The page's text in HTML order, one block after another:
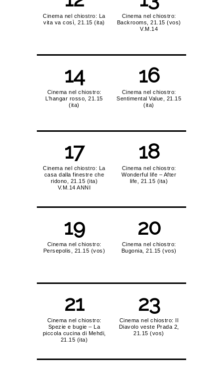
Cinema nel chiostro: La
vita va così, 21.15 (ita)
Cinema nel chiostro:
Backrooms, 21.15 (vos)
V.M.14
14
Cinema nel chiostro:
L’hangar rosso, 21.15
(ita)
16
Cinema nel chiostro:
Sentimental Value, 21.15
(ita)
17
Cinema nel chiostro: La
casa dalla finestre che
ridono, 21.15 (ita)
V.M.14 ANNI
18
Cinema nel chiostro:
Wonderful life – After
life, 21.15 (ita)
19
Cinema nel chiostro:
Persepolis, 21.15 (vos)
20
Cinema nel chiostro:
Bugonia, 21.15 (vos)
21
Cinema nel chiostro:
Spezie e bugie – La
piccola cucina di Mehdi,
21.15 (ita)
23
Cinema nel chiostro: Il
Diavolo veste Prada 2,
21.15 (vos)